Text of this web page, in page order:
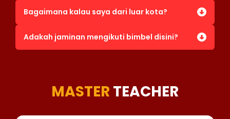
Bagaimana kalau saya dari luar kota?
Adakah jaminan mengikuti bimbel disini?
MASTER TEACHER